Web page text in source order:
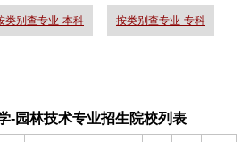
类别查专业-本科 按类别查专业-专科
-园林技术专业招生院校列表